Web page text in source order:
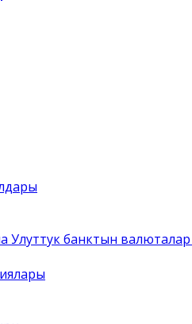
Улуттук банктын валюталар